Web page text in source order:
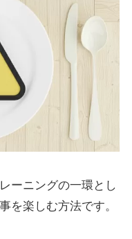
ーニングの一環とし
を楽しむ方法です。